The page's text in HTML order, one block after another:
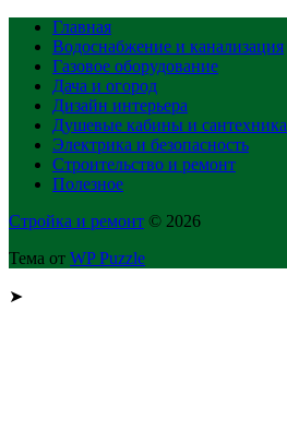
Главная
Водоснабжение и канализация
Газовое оборудование
Дача и огород
Дизайн интерьера
Душевые кабины и сантехника
Электрика и безопасность
Строительство и ремонт
Полезное
Стройка и ремонт © 2026
Тема от WP Puzzle
➤